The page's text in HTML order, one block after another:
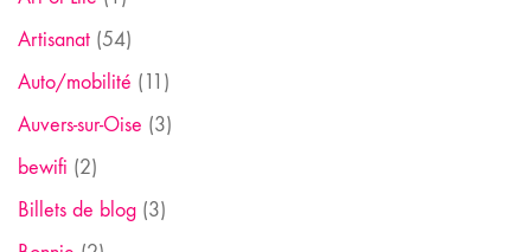
Artisanat (54)
Auto/mobilité (11)
Auvers-sur-Oise (3)
bewifi (2)
Billets de blog (3)